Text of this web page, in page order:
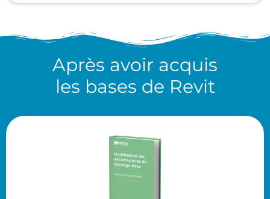
Après avoir acquis
les bases de Revit